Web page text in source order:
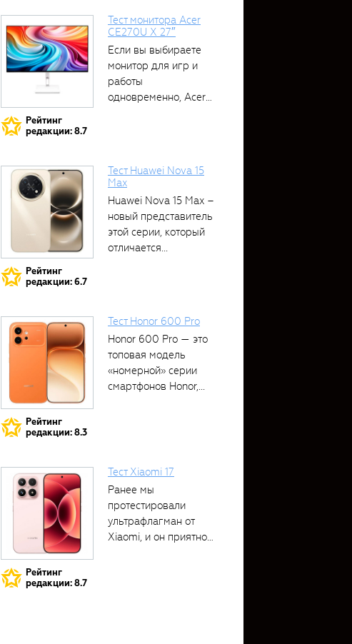
Рейтинг
редакции: 8.7
Тест монитора Acer
CE270U X 27″
Если вы выбираете
монитор для игр и
работы
одновременно, Acer
Рейтинг
редакции: 6.7
Тест Huawei Nova 15
Max
Huawei Nova 15 Max –
новый представитель
этой серии, который
отличается...
Рейтинг
редакции: 8.3
Тест Honor 600 Pro
Honor 600 Pro — это
топовая модель
«номерной» серии
смартфонов Honor,...
Рейтинг
редакции: 8.7
Тест Xiaomi 17
Ранее мы
протестировали
ультрафлагман от
Xiaomi, и он приятно